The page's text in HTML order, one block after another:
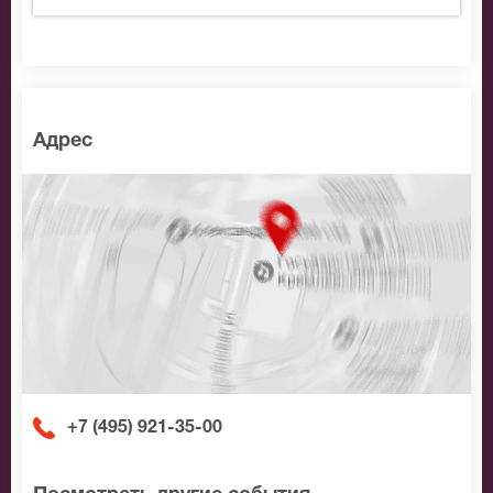
Адрес
+7 (495) 921-35-00